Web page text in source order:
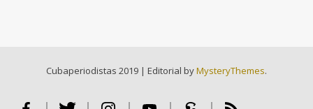
Cubaperiodistas 2019 | Editorial byMysteryThemes.